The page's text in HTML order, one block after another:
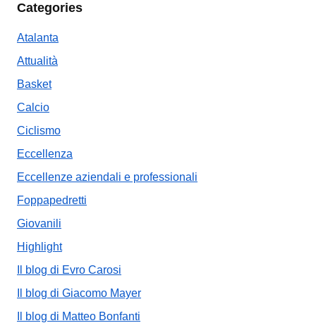
Categories
Atalanta
Attualità
Basket
Calcio
Ciclismo
Eccellenza
Eccellenze aziendali e professionali
Foppapedretti
Giovanili
Highlight
Il blog di Evro Carosi
Il blog di Giacomo Mayer
Il blog di Matteo Bonfanti